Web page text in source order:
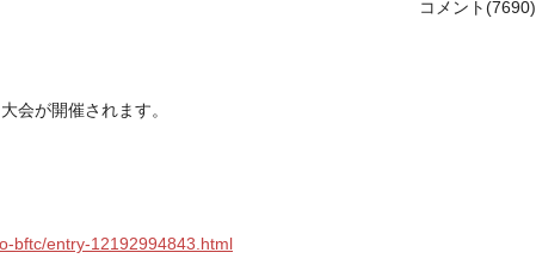
コメント(7690)
会が開催されます。
bftc/entry-12192994843.html